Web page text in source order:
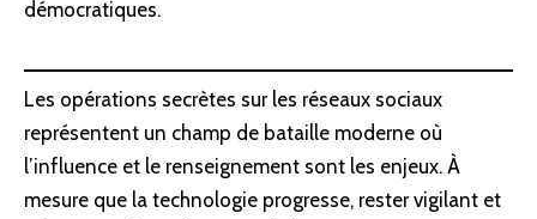
démocratiques.
Les opérations secrètes sur les réseaux sociaux
représentent un champ de bataille moderne où
l’influence et le renseignement sont les enjeux. À
mesure que la technologie progresse, rester vigilant et